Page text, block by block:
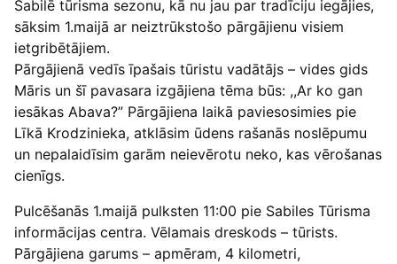
Sabilē tūrisma sezonu, kā nu jau par tradīciju iegājies,
sāksim 1.maijā ar neiztrūkstošo pārgājienu visiem
ietgribētājiem.
Pārgājienā vedīs īpašais tūristu vadātājs – vides gids
Māris un šī pavasara izgājiena tēma būs: ,,Ar ko gan
iesākas Abava?” Pārgājiena laikā paviesosimies pie
Līkā Krodzinieka, atklāsim ūdens rašanās noslēpumu
un nepalaidīsim garām neievērotu neko, kas vērošanas
cienīgs.
Pulcēšanās 1.maijā pulksten 11:00 pie Sabiles Tūrisma
informācijas centra. Vēlamais dreskods – tūrists.
Pārgājiena garums – apmēram, 4 kilometri,